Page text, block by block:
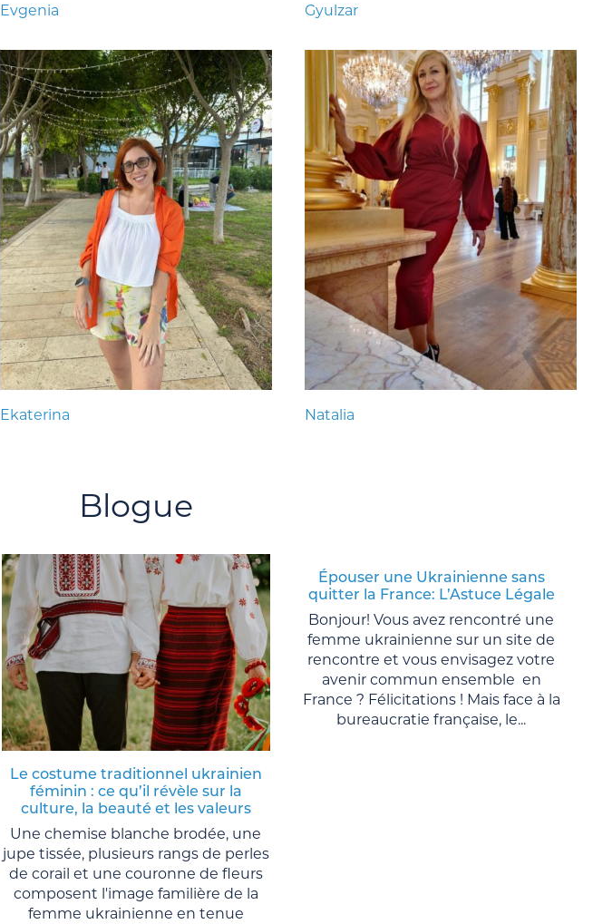
Evgenia Gyulzar
Ekaterina Natalia
Blogue
Le costume traditionnel ukrainien
féminin : ce qu’il révèle sur la
culture, la beauté et les valeurs
Une chemise blanche brodée, une
jupe tissée, plusieurs rangs de perles
de corail et une couronne de fleurs
composent l'image familière de la
femme ukrainienne en tenue
Épouser une Ukrainienne sans
quitter la France: L’Astuce Légale
Bonjour! Vous avez rencontré une
femme ukrainienne sur un site de
rencontre et vous envisagez votre
avenir commun ensemble en
France ? Félicitations ! Mais face à la
bureaucratie française, le...